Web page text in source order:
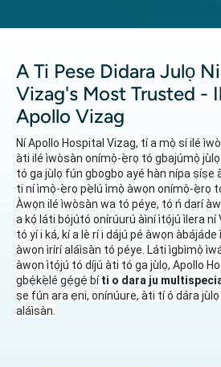
A Ti Pese Didara Julọ
Vizag's Most Trusted -
Apollo Vizag
Ní Apollo Hospital Vizag, tí a mọ̀ sí ilé
àti ilé ìwòsàn onímọ̀-ẹ̀rọ tó gbajúmọ̀
tó ga jùlọ fún gbogbo ayé hàn nípa
ti ní ìmọ̀-ẹ̀rọ pẹ̀lú ìmọ̀ àwọn onímọ̀-ẹ̀rọ
Àwọn ilé ìwòsàn wa tó péye, tó ń darí
a kọ́ láti bójútó onírúurú àìní ìtọ́jú ìlera ní
tó yí i ká, kí a lè rí i dájú pé àwọn
àwọn ìrírí aláìsàn tó péye. Láti ìgbìmọ̀
àwọn ìtọ́jú tó díjú àti tó ga jùlọ, Apollo
gbẹ́kẹ̀lé gẹ́gẹ́ bí ti o dara ju
ṣe fún ara ẹni, onínúure, àti tí ó dára
aláìsàn.